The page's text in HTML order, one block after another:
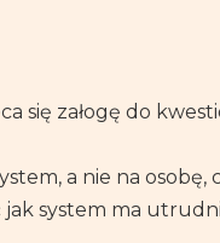
się załogę do
a nie na osobę,
system ma